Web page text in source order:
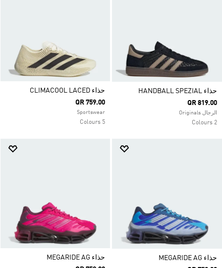
حذاء HANDBALL SPEZIAL
QR 819.00
الرجال Originals
2 Colours
حذاء CLIMACOOL LACED
QR 759.00
Sportswear
5 Colours
حذاء MEGARIDE AG
حذاء MEGARIDE AG